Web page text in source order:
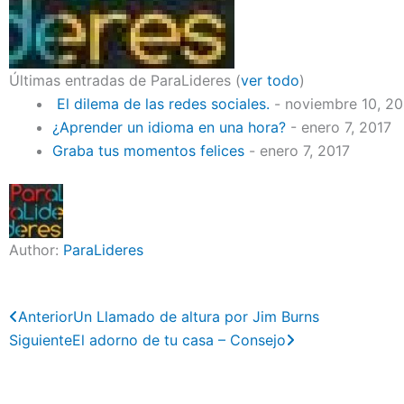
Últimas entradas de ParaLideres (ver todo)
El dilema de las redes sociales. - noviembre 10,
¿Aprender un idioma en una hora? - enero 7, 2017
Graba tus momentos felices - enero 7, 2017
Author: ParaLideres
Previo
AnteriorUn Llamado de altura por Jim Burns
SiguienteEl adorno de tu casa – Consejo
Next